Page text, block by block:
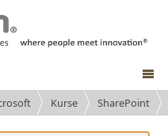

Kurse SharePoint